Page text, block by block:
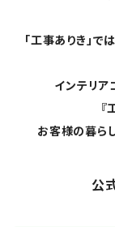
「工事ありき」
インテリ
『
お客様の暮ら
公